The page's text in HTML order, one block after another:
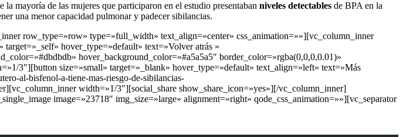
mayoría de las mujeres que participaron en el estudio presentaban niveles detectables de BPA en la
una menor capacidad pulmonar y padecer sibilancias.
row_type=»row» type=»full_width» text_align=»center» css_animation=»»][vc_column_inner
hover_type=»default» text=»Volver atrás »
hover_background_color=»#a5a5a5″ border_color=»rgba(0,0,0,0.01)»
3″][button size=»small» target=»_blank» hover_type=»default» text_align=»left» text=»Más
al-bisfenol-a-tiene-mas-riesgo-de-sibilancias-
width=»1/3″][social_share show_share_icon=»yes»][/vc_column_inner]
image=»23718″ img_size=»large» alignment=»right» qode_css_animation=»»][vc_separator